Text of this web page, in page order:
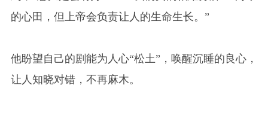
的心田，但上帝会负责让人的生命生长。”
他盼望自己的剧能为人心“松土”，唤醒沉睡的良心，
让人知晓对错，不再麻木。